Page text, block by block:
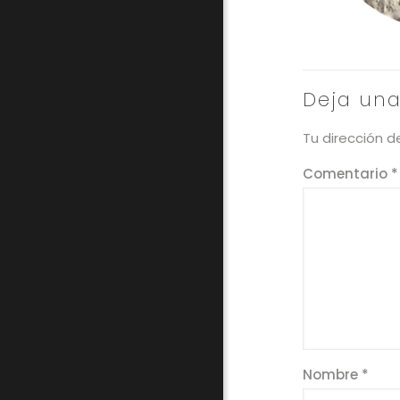
Deja
Tu dirección
Comentario *
Nombre *